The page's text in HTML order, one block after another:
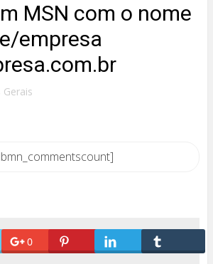
MSN com o nome
empresa
Gerais
0